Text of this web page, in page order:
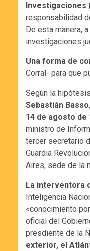
Investigaciones
responsabilidad
De esta manera,
investigaciones
Una forma de
Corral- para que
Según la
Sebastián Basso,
14 de agosto de
ministro de
tercer secretario
Guardia
Aires, sede de la
La interventora
Inteligencia
«conocimiento
oficial del
presdiente de la
exterior, el